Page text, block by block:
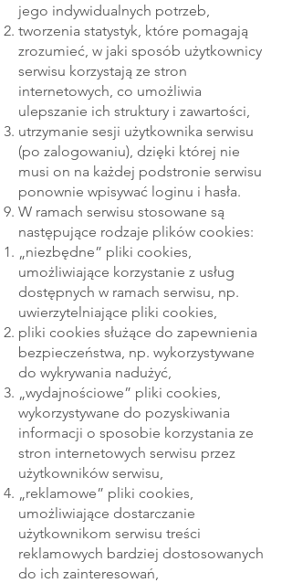
jego indywidualnych potrzeb,
tworzenia statystyk, które pomagają
zrozumieć, w jaki sposób użytkownicy
serwisu korzystają ze stron
internetowych, co umożliwia
ulepszanie ich struktury i zawartości,
utrzymanie sesji użytkownika serwisu
(po zalogowaniu), dzięki której nie
musi on na każdej podstronie serwisu
ponownie wpisywać loginu i hasła.
W ramach serwisu stosowane są
następujące rodzaje plików cookies:
„niezbędne” pliki cookies,
umożliwiające korzystanie z usług
dostępnych w ramach serwisu, np.
uwierzytelniające pliki cookies,
pliki cookies służące do zapewnienia
bezpieczeństwa, np. wykorzystywane
do wykrywania nadużyć,
„wydajnościowe” pliki cookies,
wykorzystywane do pozyskiwania
informacji o sposobie korzystania ze
stron internetowych serwisu przez
użytkowników serwisu,
„reklamowe” pliki cookies,
umożliwiające dostarczanie
użytkownikom serwisu treści
reklamowych bardziej dostosowanych
do ich zainteresowań,